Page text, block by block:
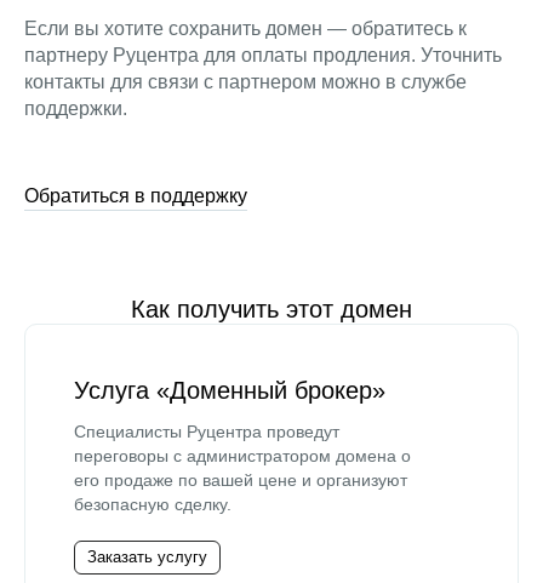
Если вы хотите сохранить домен — обратитесь к
партнеру Руцентра для оплаты продления. Уточнить
контакты для связи с партнером можно в службе
поддержки.
Обратиться в поддержку
Как получить этот домен
Услуга «Доменный брокер»
Специалисты Руцентра проведут
переговоры с администратором домена о
его продаже по вашей цене и организуют
безопасную сделку.
Заказать услугу